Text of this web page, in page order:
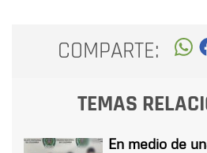
COMPARTE:
TEMAS
En medio de